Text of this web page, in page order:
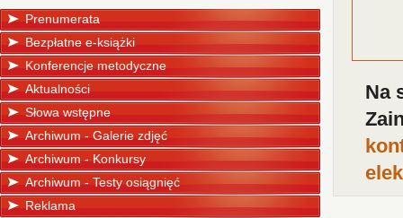
Prenumerata
Bezpłatne e-książki
Konferencje metodyczne
Aktualności
Słowa wstępne
Archiwum - Galerie zdjęć
Archiwum - Konkursy
Archiwum - Testy osiągnięć
Reklama
Na